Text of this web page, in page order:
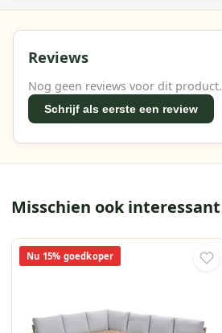
Reviews
Nog geen reviews voor dit product.
Schrijf als eerste een review
Misschien ook interessant
Nu 15% goedkoper